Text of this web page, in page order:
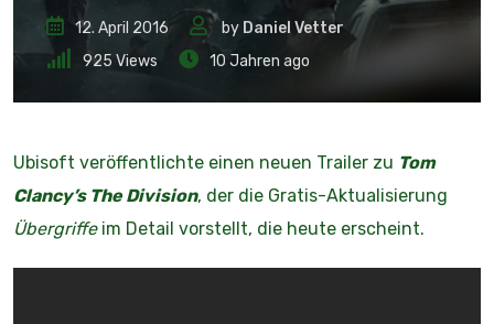
12. April 2016 by Daniel Vetter
925 Views 10 Jahren ago
Ubisoft veröffentlichte einen neuen Trailer zu Tom
Clancy’s The Division, der die Gratis-Aktualisierung
Übergriffeim Detail vorstellt, die heute erscheint.